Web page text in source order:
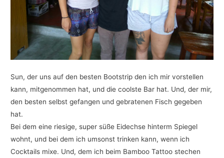
Sun, der uns auf den besten Bootstrip den ich mir vorstellen
kann, mitgenommen hat, und die coolste Bar hat. Und, der mir,
den besten selbst gefangen und gebratenen Fisch gegeben
hat.
Bei dem eine riesige, super süße Eidechse hinterm Spiegel
wohnt, und bei dem ich umsonst trinken kann, wenn ich
Cocktails mixe. Und, dem ich beim Bamboo Tattoo stechen